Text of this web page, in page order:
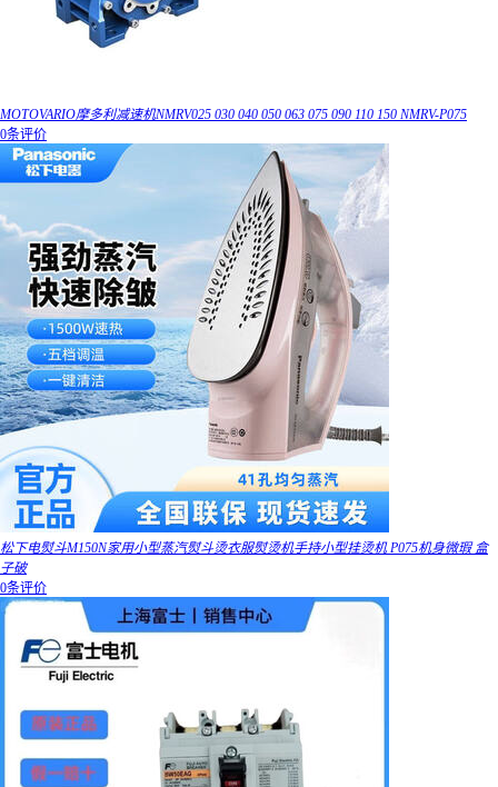
MOTOVARIO摩多利减速机NMRV025 030 040 050 063 075 090 110 150 NMRV-P075
0条评价
松下电熨斗M150N家用小型蒸汽熨斗烫衣服熨烫机手持小型挂烫机 P075机身微瑕 盒
子破
0条评价